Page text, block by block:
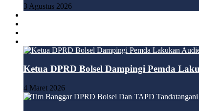
3 Agustus 2026
Ketua DPRD Bolsel Dampingi Pemda
4 Maret 2026